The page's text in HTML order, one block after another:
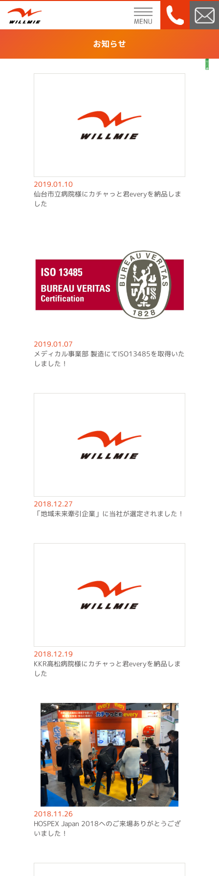
menu
お知らせ
2019.01.10
仙台市立病院様にカチャっと君everyを納品しま
した
2019.01.07
メディカル事業部 製造にてISO13485を取得いた
しました！
2018.12.27
「地域未来牽引企業」に当社が選定されました！
2018.12.19
KKR高松病院様にカチャっと君everyを納品しま
した
2018.11.26
HOSPEX Japan 2018へのご来場ありがとうござ
いました！